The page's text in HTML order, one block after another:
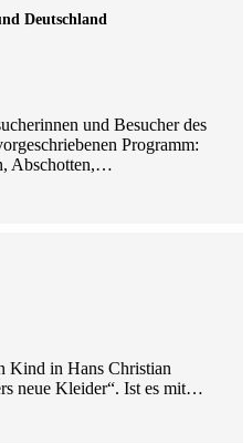
Deutschland
und Besucher des
Programm:
Abschotten,…
Kind in Hans Christian
neue Kleider“. Ist es mit…